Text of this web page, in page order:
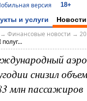
версия 18+
и услуги Новости
→ Финансовые новости →
снизил
млн пассажиров